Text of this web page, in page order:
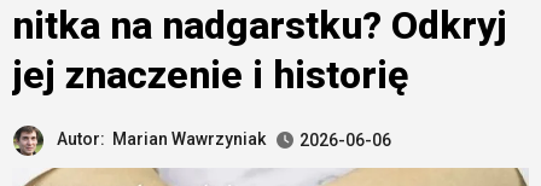
nitka na nadgarstku? Odkryj
jej znaczenie i historię
Autor: Marian Wawrzyniak 2026-06-06